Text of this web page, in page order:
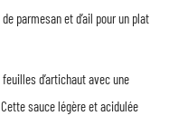
parmesan et d’ail pour un plat
d’artichaut avec une
sauce légère et acidulée